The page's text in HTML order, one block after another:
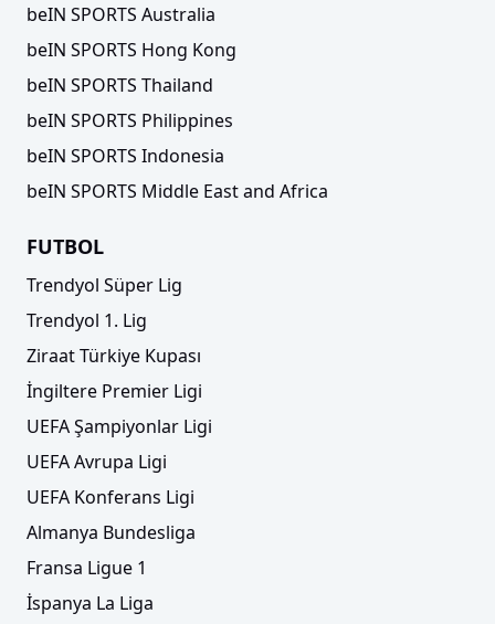
organizasyonu
Yarım asırlık köklü kulüp, alt lige düşürüldü
beIN SPORTS Australia
beIN SPORTS Hong Kong
beIN SPORTS Thailand
beIN SPORTS Philippines
beIN SPORTS Indonesia
beIN SPORTS Middle East and Africa
FUTBOL
Trendyol Süper Lig
Trendyol 1. Lig
Ziraat Türkiye Kupası
İngiltere Premier Ligi
UEFA Şampiyonlar Ligi
UEFA Avrupa Ligi
UEFA Konferans Ligi
Almanya Bundesliga
Fransa Ligue 1
İspanya La Liga